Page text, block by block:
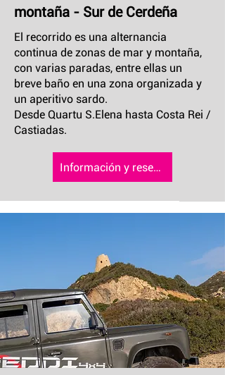
montaña - Sur de Cerdeña
El recorrido es una alternancia
continua de zonas de mar y montaña,
con varias paradas, entre ellas un
breve baño en una zona organizada y
un aperitivo sardo.
Desde Quartu S.Elena hasta Costa Rei /
Castiadas.
Información y reserva